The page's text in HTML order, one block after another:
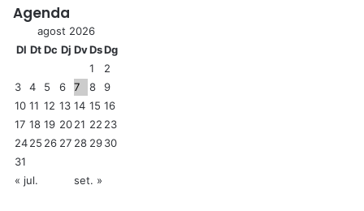
Agenda
agost 2026
Dl DtDc Dj DvDsDg
1
2
3
4 5 6 7 8
9
10 11 12 13 14 15 16
17 18 19 2021 22 23
2425 26 27 28 2930
31
« jul.
set. »